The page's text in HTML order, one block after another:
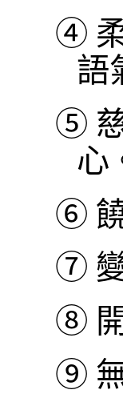
④
語
⑤
心
⑥
⑦
⑧
⑨